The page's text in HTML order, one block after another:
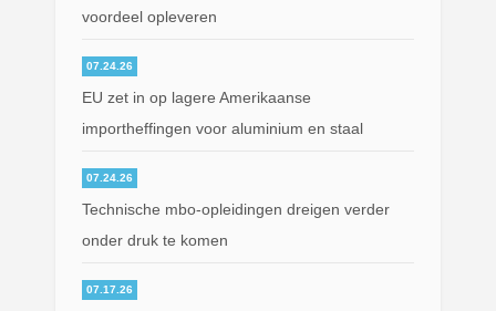
voordeel opleveren
07.24.26
EU zet in op lagere Amerikaanse
importheffingen voor aluminium en staal
07.24.26
Technische mbo-opleidingen dreigen verder
onder druk te komen
07.17.26